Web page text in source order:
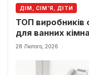
ДІМ, СІМ’Я, ДІТИ
ТОП виробників
для ванних
28 Лютого, 2026